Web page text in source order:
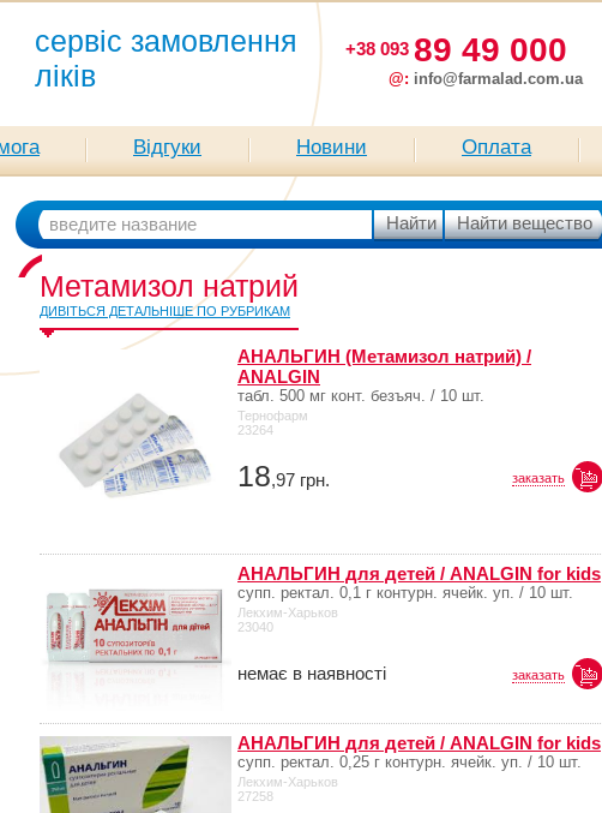
сервіс замовлення
ліків
+38 093 89 49 000
@: info@farmalad.com.ua
Відгуки Новини Оплата
Метамизол натрий
ДИВІТЬСЯ ДЕТАЛЬНІШЕ ПО РУБРИКАМ
АНАЛЬГИН (Метамизол натрий) /
ANALGIN
табл. 500 мг конт. безъяч. / 10 шт.
Тернофарм
23264
18,97 грн. заказать
АНАЛЬГИН для детей / ANALGIN for kids
супп. ректал. 0,1 г контурн. ячейк. уп. / 10 шт.
Лекхим-Харьков
23040
немає в наявності заказать
АНАЛЬГИН для детей / ANALGIN for kids
супп. ректал. 0,25 г контурн. ячейк. уп. / 10 шт.
Лекхим-Харьков
27258